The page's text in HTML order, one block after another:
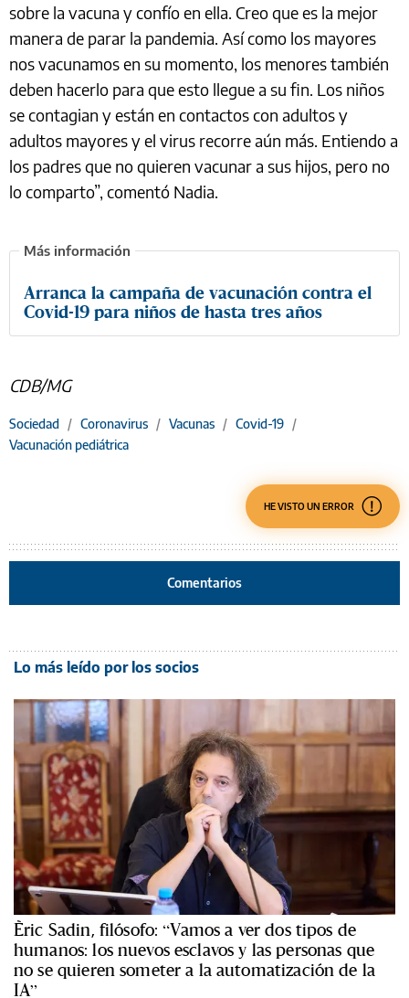
sobre la vacuna y confío en ella. Creo que es la mejor
manera de parar la pandemia. Así como los mayores
nos vacunamos en su momento, los menores también
deben hacerlo para que esto llegue a su fin. Los niños
se contagian y están en contactos con adultos y
adultos mayores y el virus recorre aún más. Entiendo a
los padres que no quieren vacunar a sus hijos, pero no
lo comparto”, comentó Nadia.
Arranca la campaña de vacunación contra el
Covid-19 para niños de hasta tres años
CDB/MG
Sociedad / Coronavirus / Vacunas / Covid-19 /
Vacunación pediátrica
HE VISTO UN ERROR
Comentarios
Lo más leído por los socios
Èric Sadin, filósofo: “Vamos a ver dos tipos de
humanos: los nuevos esclavos y las personas que
no se quieren someter a la automatización de la
IA”